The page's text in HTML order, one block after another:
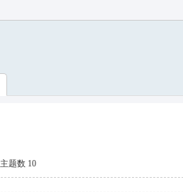
主题数 10